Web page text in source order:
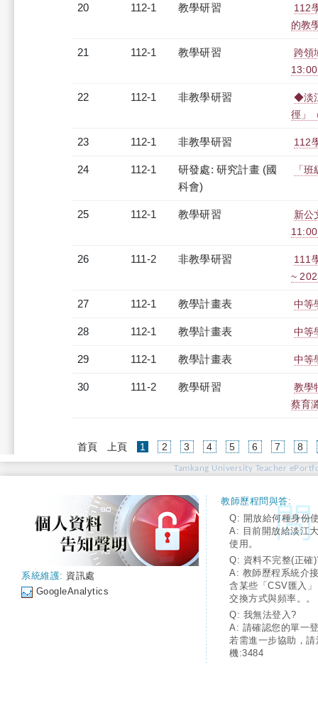
20 112-1 教學研習
112
的教
21 112-1 教學研習
跨領
22 112-1 非教學研習
◆淡
徑」
23 112-1 非教學研習 112
24 112-1
研發處: 研究計畫 (國
科會)
「
25 112-1 教學研習
新公
26 111-2 非教學研習
111
~
27 112-1 教學計畫表 中等
28 112-1 教學計畫表 中等
29 112-1 教學計畫表 中等
30 111-2 教學研習
教學
蔡育
首頁 上頁 1 (current)
2 3 4 5 6 7 8
Tamkang University Teacher
系統維護: 資訊處
GoogleAnalytics
教師歷程問與答:
Q: 開放給何種身份
A: 目前開放給淡江
使用。
Q: 資料不完整(正確
A: 教師歷程系統介
含某些「CSV匯入
交換方式與頻率。。
Q: 我無法登入?
A: 請確認您的單一
若需進一步協助，
機:3484